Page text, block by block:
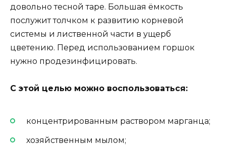
довольно тесной таре. Большая ёмкость
послужит толчком к развитию корневой
системы и лиственной части в ущерб
цветению. Перед использованием горшок
нужно продезинфицировать.
С этой целью можно воспользоваться:
концентрированным раствором марганца;
хозяйственным мылом;